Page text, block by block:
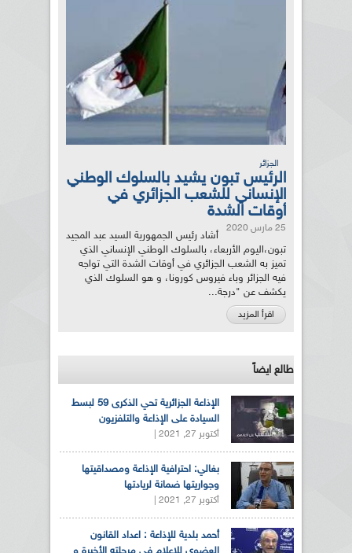
الجزائر
الرئيس تبون يشيد بالسلوك الوطني
الإنساني للشعب الجزائري في
أوقات الشدة
25 مارس 2020
أشاد رئيس الجمهورية السيد عبد المجيد
تبون،اليوم الأربعاء، بالسلوك الوطني الإنساني الذي
تميز به الشعب الجزائري في أوقات الشدة التي تواجه
فيه الجزائر وباء فيروس كورونا، و هو السلوك الذي
يكشف عن "درجة...
اقرأ المزيد
طالع ايضاً
الإذاعة الجزائرية تحي الذكرى 59 لبسط
السيادة على الإذاعة والتلفزيون
أكتوبر 27, 2021 |
بغالي: احترافية الإذاعة ومصداقيتها
وجواريتها ضمانة لريادتها
أكتوبر 27, 2021 |
أحمد بلدية للإذاعة : اعداد القانون